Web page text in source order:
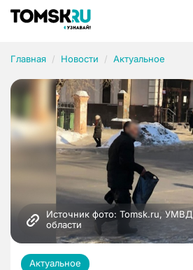
Главная Новости Актуальное
Источник фото: Tomsk.ru,
области
Актуальное